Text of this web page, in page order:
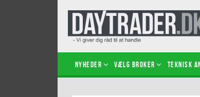
Nyheder Vælg broker Teknisk